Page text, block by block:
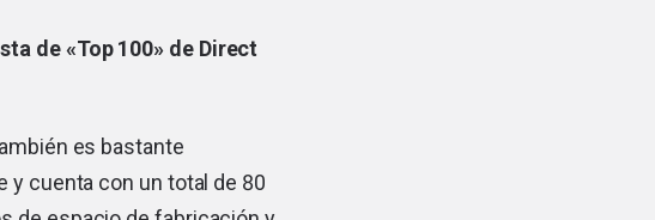
de«Top 100» de Direct
es bastante
y cuenta con un total de 80